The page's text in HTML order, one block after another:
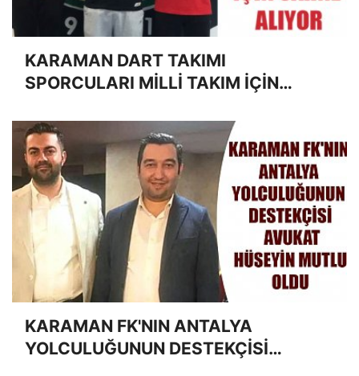
KARAMAN DART TAKIMI
SPORCULARI MİLLİ TAKIM İÇİN
KARAMAN FK'NIN ANTALYA
YOLCULUĞUNUN DESTEKÇİSİ